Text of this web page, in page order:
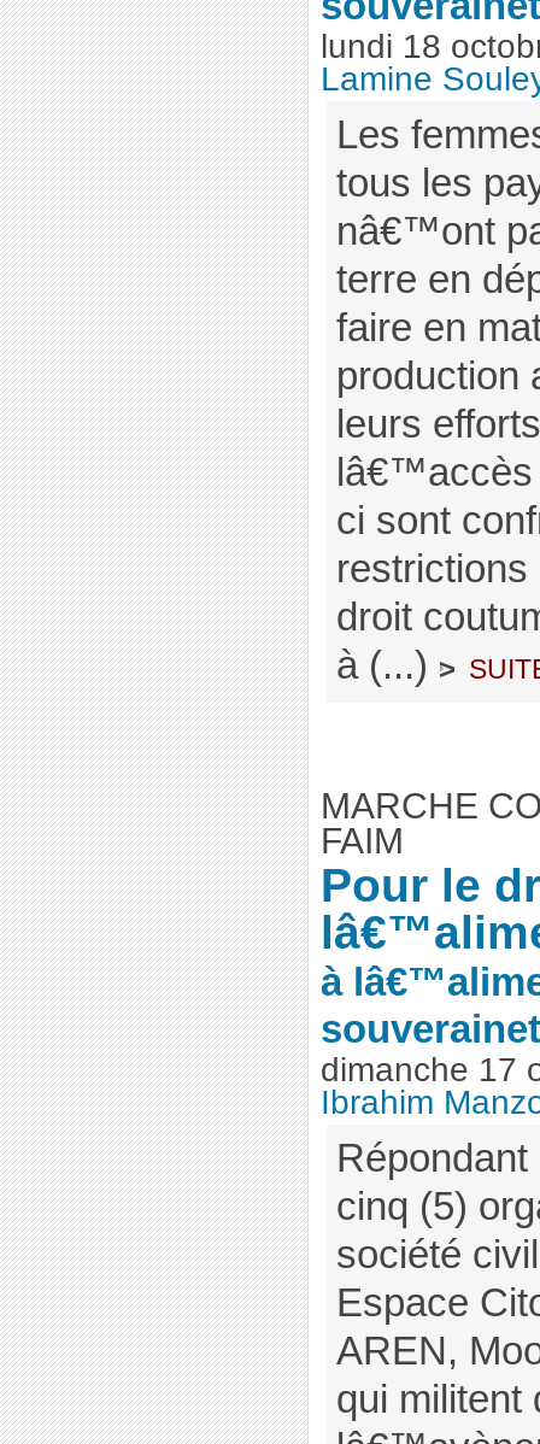
lundi 18
Lamine
Les
tous les
nâ€™ont
terre en
faire en
production
leurs
lâ€™accès
ci sont
droit
à (...) >
MARCHE
FAIM
Pour le
à
dimanche 17
Ibrahim
cinq (5)
société
Espace
AREN,
qui militent